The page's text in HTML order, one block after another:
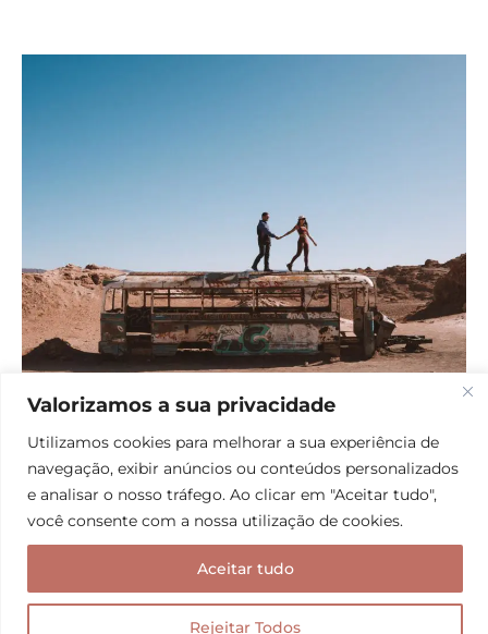
Valorizamos a sua privacidade
Utilizamos cookies para melhorar a sua experiência de
navegação, exibir anúncios ou conteúdos personalizados
e analisar o nosso tráfego. Ao clicar em "Aceitar tudo",
você consente com a nossa utilização de cookies.
Rejeitar Todos
Aceitar tudo
As Lagunas Escondidas são 7 no total e para conhecê-
las você vai caminhando em uma passarela de
madeira. Para quem curte água fria, saiba que é
permitido entrar na água na primeira e na última
lagoa. Cada lagoa possui uma beleza singular. Umas